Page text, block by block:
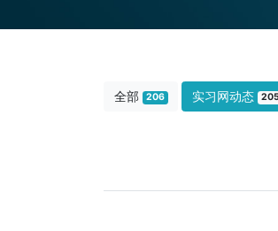
全部 206 实习网动态